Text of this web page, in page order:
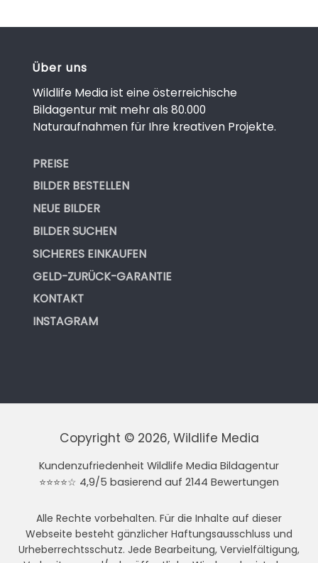
Über uns
Wildlife Media ist eine österreichische
Bildagentur mit mehr als 80.000
Naturaufnahmen für Ihre kreativen Projekte.
PREISE
BILDER BESTELLEN
NEUE BILDER
BILDER SUCHEN
SICHERES EINKAUFEN
GELD-ZURÜCK-GARANTIE
KONTAKT
INSTAGRAM
Copyright © 2026, Wildlife Media
Kundenzufriedenheit Wildlife Media Bildagentur
⭐⭐⭐⭐☆ 4,9/5 basierend auf 2144 Bewertungen
Alle Rechte vorbehalten. Für die Inhalte auf dieser
Webseite besteht gänzlicher Haftungsausschluss und
Urheberrechtsschutz. Jede Bearbeitung, Vervielfältigung,